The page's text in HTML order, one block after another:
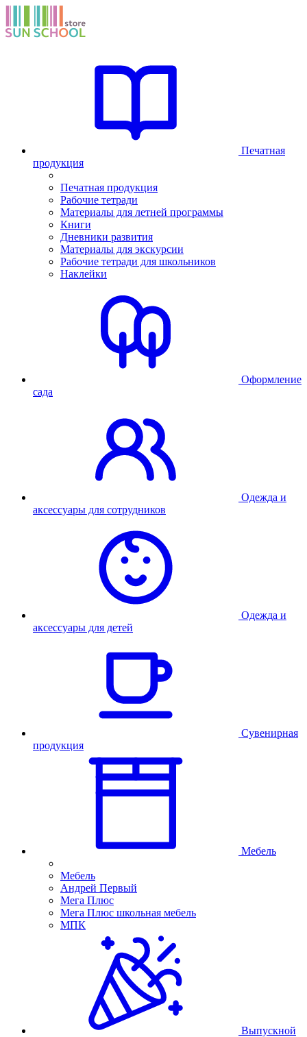
Печатная
продукция
Печатная продукция
Рабочие тетради
Материалы для летней программы
Книги
Дневники развития
Материалы для экскурсии
Рабочие тетради для школьников
Наклейки
Оформление
сада
Одежда и
аксессуары для сотрудников
Одежда и
аксессуары для детей
Сувенирная
продукция
Мебель
Мебель
Андрей Первый
Мега Плюс
Мега Плюс школьная мебель
МПК
Выпускной